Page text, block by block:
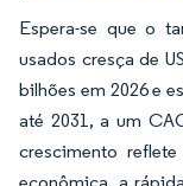
Espera-se que o
usados cresça de
bilhões em 2026 e
até 2031, a um
crescimento